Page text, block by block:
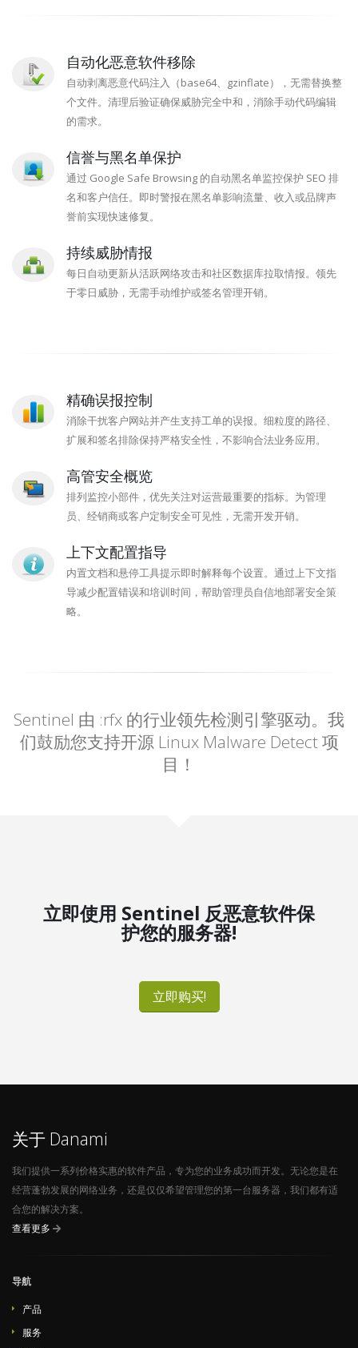
自动化恶意软件移除
自动剥离恶意代码注入（base64、gzinflate），无需替换整
个文件。清理后验证确保威胁完全中和，消除手动代码编辑
的需求。
信誉与黑名单保护
通过 Google Safe Browsing 的自动黑名单监控保护 SEO 排
名和客户信任。即时警报在黑名单影响流量、收入或品牌声
誉前实现快速修复。
持续威胁情报
每日自动更新从活跃网络攻击和社区数据库拉取情报。领先
于零日威胁，无需手动维护或签名管理开销。
精确误报控制
消除干扰客户网站并产生支持工单的误报。细粒度的路径、
扩展和签名排除保持严格安全性，不影响合法业务应用。
高管安全概览
排列监控小部件，优先关注对运营最重要的指标。为管理
员、经销商或客户定制安全可见性，无需开发开销。
上下文配置指导
内置文档和悬停工具提示即时解释每个设置。通过上下文指
导减少配置错误和培训时间，帮助管理员自信地部署安全策
略。
Sentinel 由 :rfx 的行业领先检测引擎驱动。我
们鼓励您支持开源 Linux Malware Detect 项
目！
立即使用 Sentinel 反恶意软件保
护您的服务器!
立即购买!
关于 Danami
我们提供一系列价格实惠的软件产品，专为您的业务成功而开发。无论您是在
经营蓬勃发展的网络业务，还是仅仅希望管理您的第一台服务器，我们都有适
合您的解决方案。
查看更多
导航
产品
服务